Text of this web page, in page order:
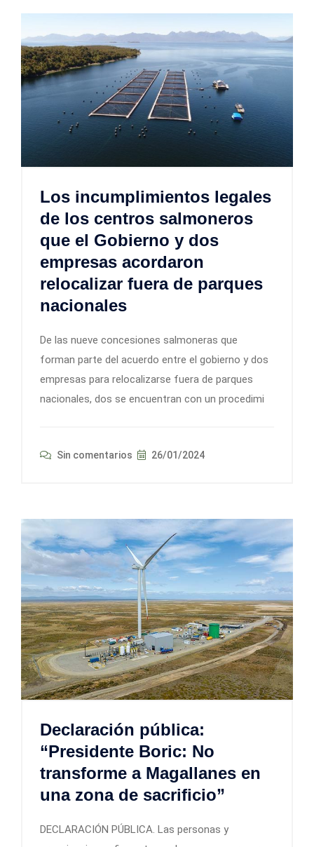
Los incumplimientos legales
de los centros salmoneros
que el Gobierno y dos
empresas acordaron
relocalizar fuera de parques
nacionales
De las nueve concesiones salmoneras que
forman parte del acuerdo entre el gobierno y dos
empresas para relocalizarse fuera de parques
nacionales, dos se encuentran con un procedimi
Sin comentarios 26/01/2024
Declaración pública:
“Presidente Boric: No
transforme a Magallanes en
una zona de sacrificio”
DECLARACIÓN PÚBLICA. Las personas y